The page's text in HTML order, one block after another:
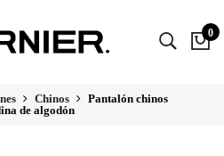
0
Chinos
Pantalón chinos
de algodón